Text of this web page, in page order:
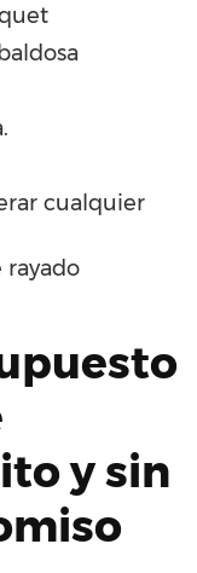
cualquier
rayado
y sin